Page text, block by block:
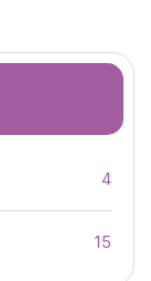
4
15